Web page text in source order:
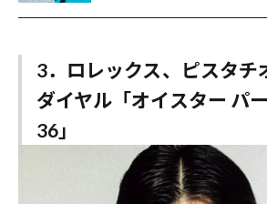
3．ロレックス、ピスタチ
ダイヤル「オイスター パ
36」